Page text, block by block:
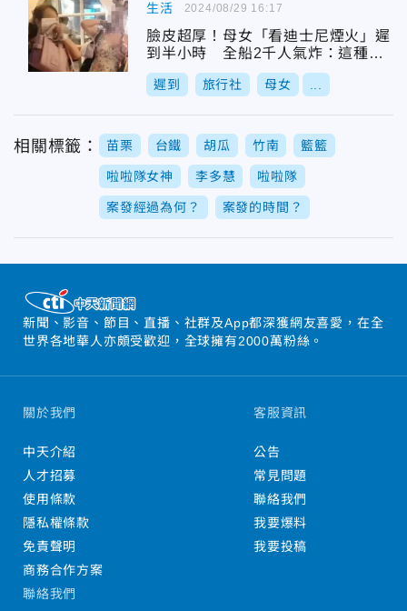
生活
臉皮超厚！母女「看迪士尼煙火」遲
到半小時 全船2千人氣炸：這種人
就該丟包
遲到 旅行社 母女
2024/08/29 16:17
相關標籤： 苗栗 台鐵 胡瓜 竹南 籃籃
啦啦隊女神 李多慧 啦啦隊
案發經過為何？ 案發的時間？
新聞、影音、節目、直播、社群及App都深獲網友喜愛，在全
世界各地華人亦頗受歡迎，全球擁有2000萬粉絲。
關於我們
中天介紹
人才招募
使用條款
隱私權條款
免責聲明
商務合作方案
客服資訊
公告
常見問題
聯絡我們
我要爆料
我要投稿
聯絡我們